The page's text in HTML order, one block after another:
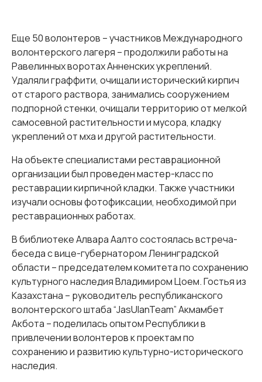
Еще 50 волонтеров – участников Международного
волонтерского лагеря – продолжили работы на
Равелинных воротах Анненских укреплений.
Удаляли граффити, очищали исторический кирпич
от старого раствора, занимались сооружением
подпорной стенки, очищали территорию от мелкой
самосевной растительности и мусора, кладку
укреплений от мха и другой растительности.
На объекте специалистами реставрационной
организации был проведен мастер-класс по
реставрации кирпичной кладки. Также участники
изучали основы фотофиксации, необходимой при
реставрационных работах.
В библиотеке Алвара Аалто состоялась встреча-
беседа с вице-губернатором Ленинградской
области – председателем комитета по сохранению
культурного наследия Владимиром Цоем. Гостья из
Казахстана – руководитель республиканского
волонтерского штаба “JasUlanTeam” Акмамбет
Акбота – поделилась опытом Республики в
привлечении волонтеров к проектам по
сохранению и развитию культурно-исторического
наследия.